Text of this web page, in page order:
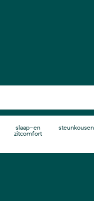
slaap-en
zitcomfort
steunkousen